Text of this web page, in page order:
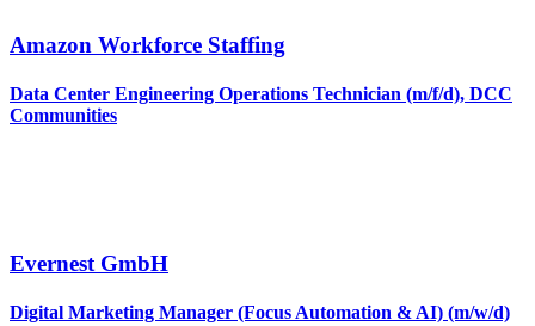
Amazon Workforce Staffing
Data Center Engineering Operations Technician (m/f/d), DCC
Communities
Evernest GmbH
Digital Marketing Manager (Focus Automation & AI) (m/w/d)